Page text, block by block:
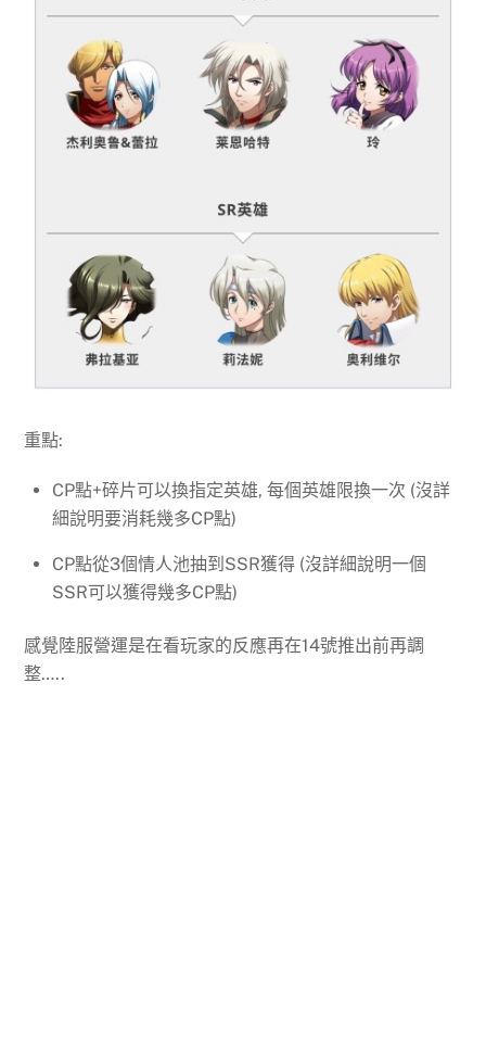
重點:
CP點+碎片可以換指定英雄, 每個英雄限換一次 (沒詳
細說明要消耗幾多CP點)
CP點從3個情人池抽到SSR獲得 (沒詳細說明一個
SSR可以獲得幾多CP點)
感覺陸服營運是在看玩家的反應再在14號推出前再調
整…..